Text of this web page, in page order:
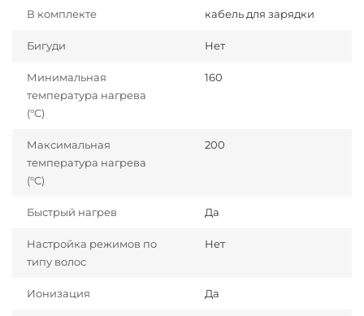
В комплекте кабель для зарядки
Бигуди Нет
Минимальная
температура нагрева
(°C)
160
Максимальная
температура нагрева
(°C)
200
Быстрый нагрев Да
Настройка режимов по
типу волос
Нет
Ионизация Да